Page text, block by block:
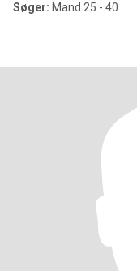
Søger: Mand 25 - 40